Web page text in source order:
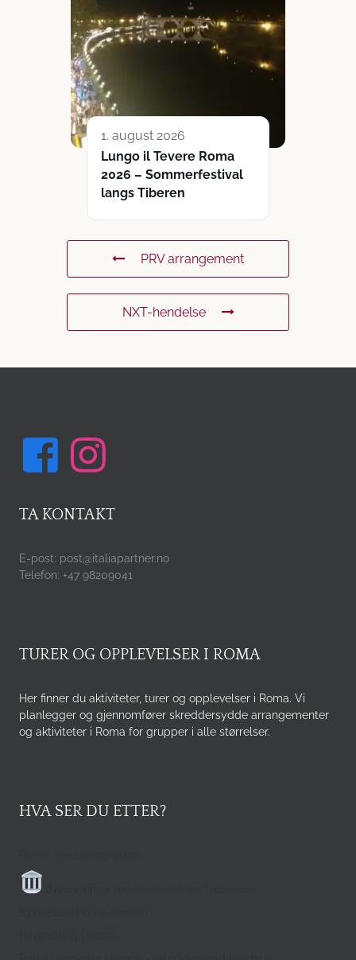
1. august 2026
Lungo il Tevere Roma
2026 – Sommerfestival
langs Tiberen
PRV arrangement
NXT-hendelse
TA KONTAKT
E-post: post@italiapartner.no
Telefon: +47 98209041
TURER OG OPPLEVELSER I ROMA
Her finner du aktiviteter, turer og opplevelser i Roma. Vi
planlegger og gjennomfører skreddersydde arrangementer
og aktiviteter i Roma for grupper i alle størrelser.
HVA SER DU ETTER?